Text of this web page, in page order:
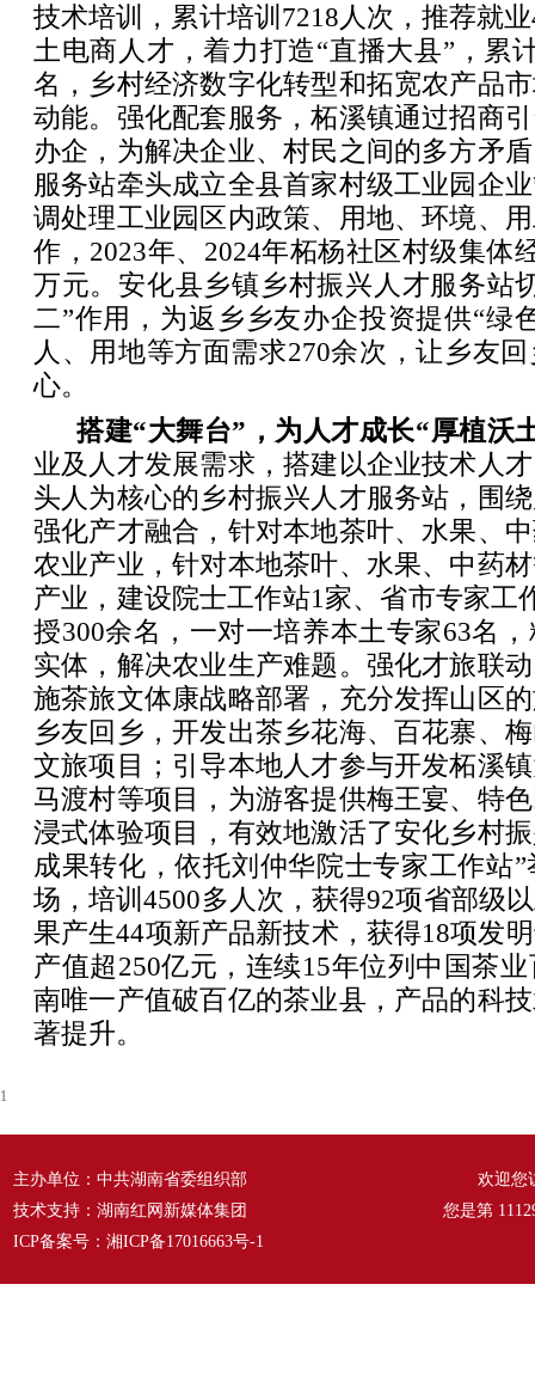
技术培训，累计培训7218人次，推荐就
土电商人才，着力打造“直播大县”，累
名，乡村经济数字化转型和拓宽农产品
动能。强化配套服务，柘溪镇通过招商
办企，为解决企业、村民之间的多方矛
服务站牵头成立全县首家村级工业园企
调处理工业园区内政策、用地、环境、
作，2023年、2024年柘杨社区村级集体
万元。安化县乡镇乡村振兴人才服务站
二”作用，为返乡乡友办企投资提供“绿
人、用地等方面需求270余次，让乡友
心。
搭建“大舞台”，为人才成长“厚植沃
业及人才发展需求，搭建以企业技术人
头人为核心的乡村振兴人才服务站，围
强化产才融合，针对本地茶叶、水果、
农业产业，针对本地茶叶、水果、中药
产业，建设院士工作站1家、省市专家工
授300余名，一对一培养本土专家63名
实体，解决农业生产难题。强化才旅联
施茶旅文体康战略部署，充分发挥山区
乡友回乡，开发出茶乡花海、百花寨、
文旅项目；引导本地人才参与开发柘溪
马渡村等项目，为游客提供梅王宴、特
浸式体验项目，有效地激活了安化乡村
成果转化，依托刘仲华院士专家工作站
场，培训4500多人次，获得92项省部级
果产生44项新产品新技术，获得18项发
产值超250亿元，连续15年位列中国茶
南唯一产值破百亿的茶业县，产品的科
著提升。
1
主办单位：中共湖南省委组织部
技术支持：湖南红网新媒体集团
ICP备案号： 湘ICP备17016663号-1
欢迎您
您是第